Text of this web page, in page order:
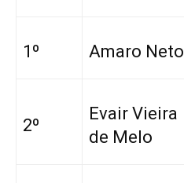
1º Amaro Neto
2º
Evair Vieira
de Melo